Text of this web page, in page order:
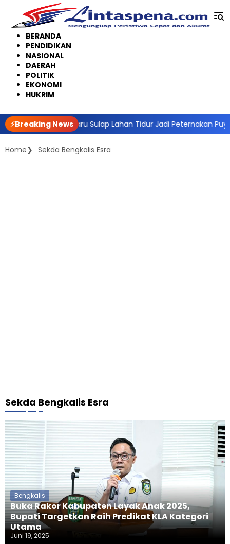
konten
BERANDA
PENDIDIKAN
NASIONAL
DAERAH
POLITIK
EKONOMI
HUKRIM
⚡Breaking News
RT di Pekanbaru Sulap Lahan Tidur Jadi Peternakan Puyuh
Home Sekda Bengkalis Esra
Sekda Bengkalis Esra
Bengkalis
Buka Rakor Kabupaten Layak Anak 2025,
Bupati Targetkan Raih Predikat KLA Kategori
Utama
Juni 19, 2025